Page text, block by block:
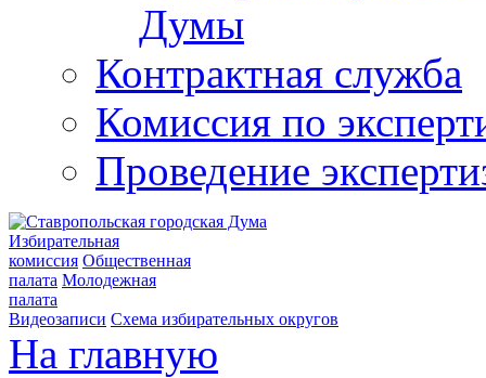
Думы
Контрактная служба
Комиссия по
Проведение
Избирательная
комиссия Общественная
палата Молодежная
палата
Видеозаписи Схема избирательных округов
На главную